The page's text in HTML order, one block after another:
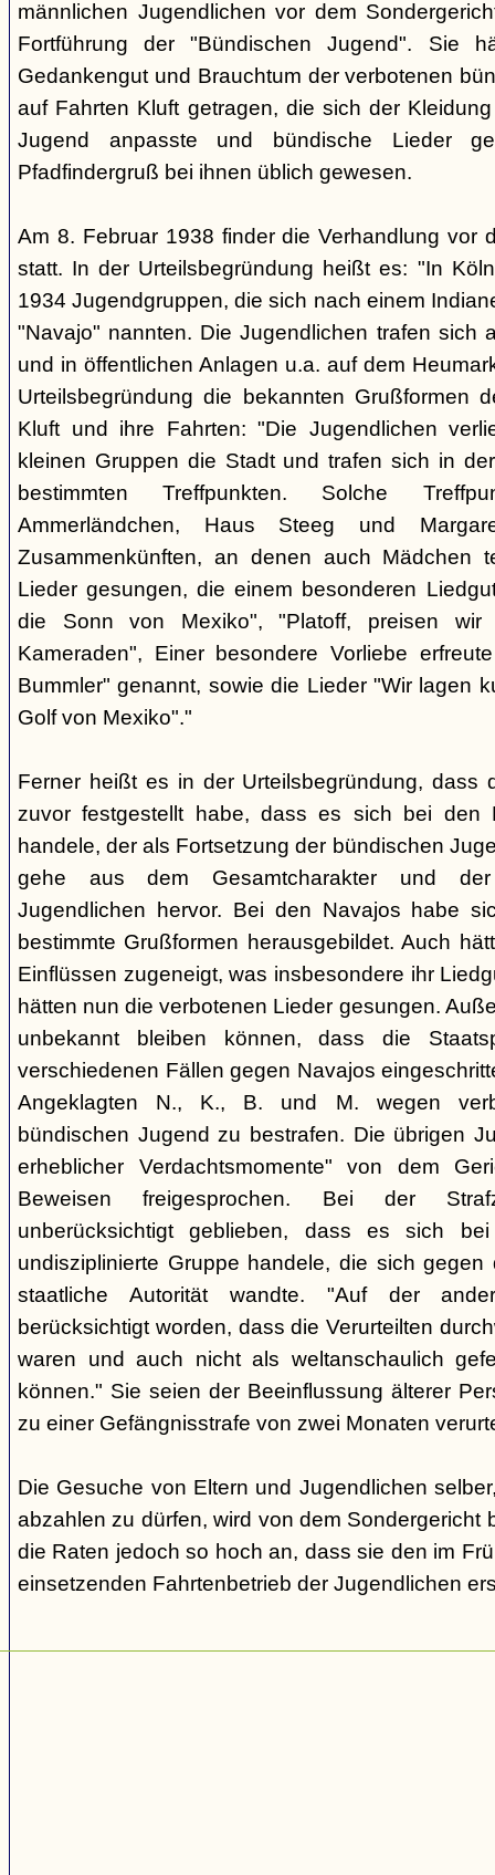
männlichen Jugendlichen vor dem
Fortführung der "Bündischen Jugend". Sie
Gedankengut und Brauchtum der verbotenen
auf Fahrten Kluft getragen, die sich der
Jugend anpasste und bündische Lieder
Pfadfindergruß bei ihnen üblich gewesen.
Am 8. Februar 1938 finder die Verhandlung vor
statt. In der Urteilsbegründung heißt es: "In
1934 Jugendgruppen, die sich nach einem
"Navajo" nannten. Die Jugendlichen trafen sich
und in öffentlichen Anlagen u.a. auf dem
Urteilsbegründung die bekannten Grußformen
Kluft und ihre Fahrten: "Die Jugendlichen
kleinen Gruppen die Stadt und trafen sich in
bestimmten Treffpunkten. Solche
Ammerländchen, Haus Steeg und
Zusammenkünften, an denen auch Mädchen
Lieder gesungen, die einem besonderen
die Sonn von Mexiko", "Platoff, preisen
Kameraden", Einer besondere Vorliebe
Bummler" genannt, sowie die Lieder "Wir lagen
Golf von Mexiko"."
Ferner heißt es in der Urteilsbegründung, dass
zuvor festgestellt habe, dass es sich bei den
handele, der als Fortsetzung der bündischen
gehe aus dem Gesamtcharakter und der
Jugendlichen hervor. Bei den Navajos habe
bestimmte Grußformen herausgebildet. Auch
Einflüssen zugeneigt, was insbesondere ihr
hätten nun die verbotenen Lieder gesungen.
unbekannt bleiben können, dass die
verschiedenen Fällen gegen Navajos
Angeklagten N., K., B. und M. wegen
bündischen Jugend zu bestrafen. Die übrigen
erheblicher Verdachtsmomente" von dem
Beweisen freigesprochen. Bei der
unberücksichtigt geblieben, dass es sich
undisziplinierte Gruppe handele, die sich
staatliche Autorität wandte. "Auf der
berücksichtigt worden, dass die Verurteilten
waren und auch nicht als weltanschaulich
können." Sie seien der Beeinflussung älterer
zu einer Gefängnisstrafe von zwei Monaten
Die Gesuche von Eltern und Jugendlichen
abzahlen zu dürfen, wird von dem Sondergericht
die Raten jedoch so hoch an, dass sie den im
einsetzenden Fahrtenbetrieb der Jugendlichen